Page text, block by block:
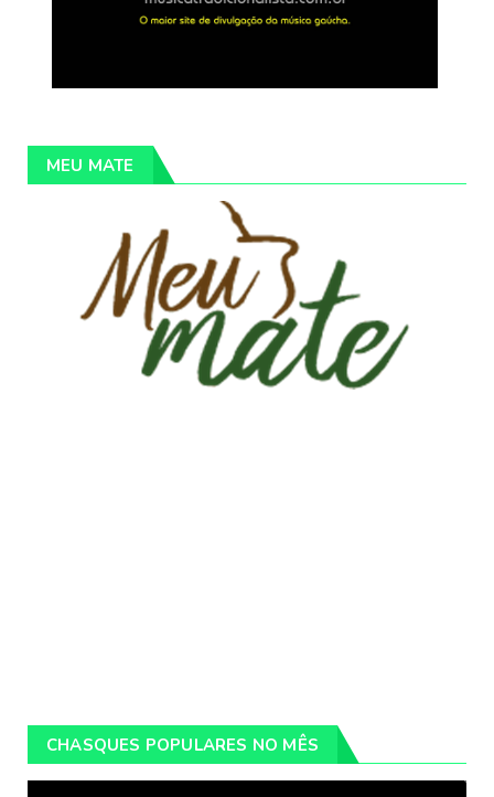
MEU MATE
CHASQUES POPULARES NO MÊS